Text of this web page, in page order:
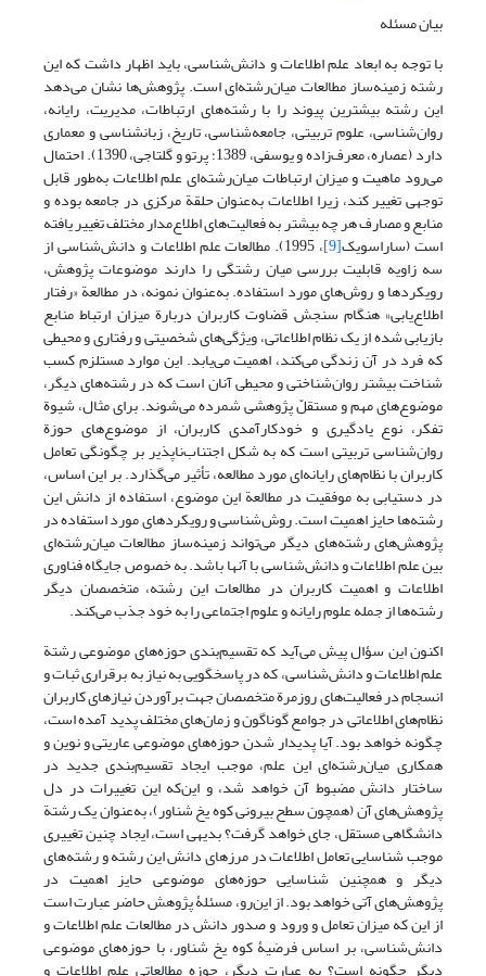
بیان مسئله
با توجه به ابعاد علم اطلاعات و دانش‌شناسی، باید اظهار داشت که این
رشته زمینه‌ساز مطالعات میان‌رشته‌ای است. پژوهش‌ها نشان می‌دهد
این رشته بیشترین پیوند را با رشته‌های ارتباطات، مدیریت، رایانه،
روان‌شناسی، علوم تربیتی، جامعه‌شناسی، تاریخ، زبانشناسی و معماری
دارد (عصاره، معرف‌زاده و یوسفی، 1389؛ پرتو و گلتاجی، 1390). احتمال
می‌رود ماهیت و میزان ارتباطات میان‌رشته‌ای علم اطلاعات به‌طور قابل
توجهی تغییر کند، زیرا اطلاعات به‌عنوان حلقة مرکزی در جامعه بوده و
منابع و مصارف هر چه بیشتر به فعالیت‌های اطلاع‌مدار مختلف تغییر یافته
است (ساراسویک[9] ، 1995). مطالعات علم اطلاعات و دانش‌شناسی از
سه زاویه قابلیت بررسی میان رشتگی را دارند موضوعات پژوهش،
رویکردها و روش‌های مورد استفاده. به‌عنوان نمونه، در مطالعة «رفتار
اطلاع‌یابی» هنگام سنجش قضاوت کاربران دربارة میزان ارتباط منابع
بازیابی شده از یک نظام اطلاعاتی، ویژگی‌های شخصیتی و رفتاری و محیطی
که فرد در آن زندگی می‌کند، اهمیت می‌یابد. این موارد مستلزم کسب
شناخت بیشتر روان‌شناختی و محیطی آنان است که در رشته‌های دیگر،
موضوع‌های مهم و مستقلّ پژوهشی شمرده می‌شوند. برای مثال، شیوة
تفکر، نوع یادگیری و خودکارآمدی کاربران، از موضوع‌های حوزة
روان‌شناسی تربیتی است که به شکل اجتناب‌ناپذیر بر چگونگی تعامل
کاربران با نظام‌های رایانه‌ای مورد مطالعه، تأثیر می‌گذارد. بر این اساس،
در دستیابی به موفقیت در مطالعة این موضوع، استفاده از دانش این
رشته‌ها حایز اهمیت است. روش‌شناسی و رویکردهای مورد استفاده در
پژوهش‌های رشته‌های دیگر می‌تواند زمینه‌ساز مطالعات میان‌رشته‌ای
بین علم اطلاعات و دانش‌شناسی با آنها باشد. به خصوص جایگاه فناوری
اطلاعات و اهمیت کاربران در مطالعات این رشته، متخصصان دیگر
رشته‌ها از جمله علوم رایانه و علوم اجتماعی را به خود جذب می‌کند.
اکنون این سؤال پیش می‌آید که تقسیم‌بندی حوزه‌های موضوعی رشتة
علم اطلاعات و دانش‌شناسی، که در پاسخگویی به نیاز به برقراری ثبات و
انسجام در فعالیت‌های روزمرة متخصصان جهت برآوردن نیازهای کاربران
نظام‌های اطلاعاتی در جوامع گوناگون و زمان‌های مختلف پدید آمده است،
چگونه خواهد بود. آیا پدیدار شدن حوزه‌های موضوعی عاریتی و نوین و
همکاری میان‌رشته‌ای این علم، موجب ایجاد تقسیم‌بندی جدید در
ساختار دانش مضبوط آن خواهد شد، و این‌که این تغییرات در دل
پژوهش‌های آن (همچون سطح بیرونی کوه یخ شناور)، به‌عنوان یک رشتة
دانشگاهی مستقل، جای خواهد گرفت؟ بدیهی است، ایجاد چنین تغییری
موجب شناسایی تعامل اطلاعات در مرزهای دانش این رشته و رشته‌های
دیگر و همچنین شناسایی حوزه‌های موضوعی حایز اهمیت در
پژوهش‌های آتی خواهد بود. از این‌رو، مسئلۀ پژوهش حاضر عبارت است
از این که میزان تعامل و ورود و صدور دانش در مطالعات علم اطلاعات و
دانش‌شناسی، بر اساس فرضیۀ کوه یخ شناور، با حوزه‌های موضوعی